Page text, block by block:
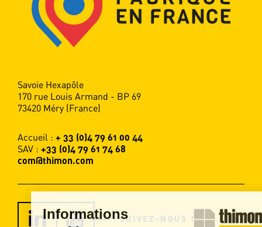
Savoie Hexapôle
170 rue Louis Armand - BP 69
73420 Méry (France)
Accueil : + 33 (0)4 79 61 00 44
SAV : +33 (0)4 79 61 74 68
com@thimon.com
SUIVEZ-NOUS !
Informations